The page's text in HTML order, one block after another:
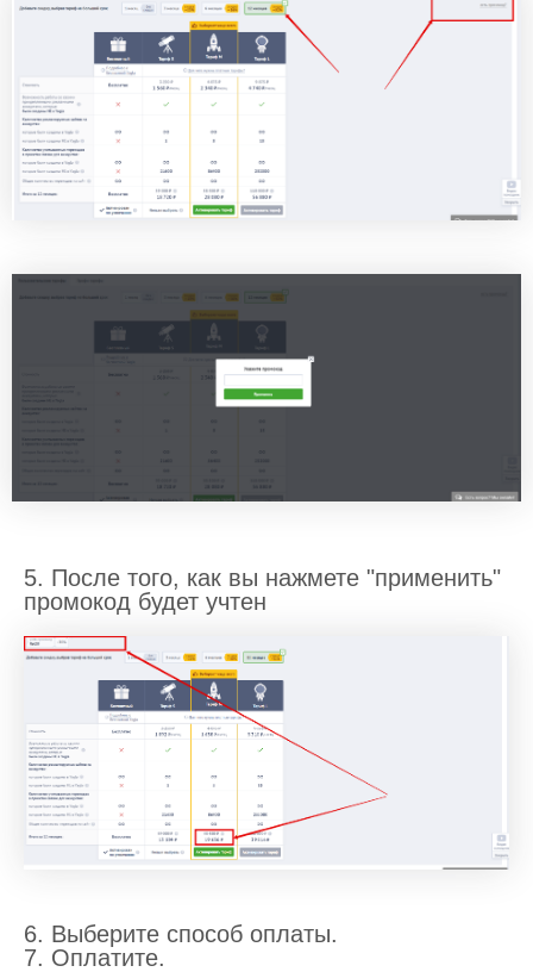
5. После того, как вы нажмете "применить"
промокод будет учтен
6. Выберите способ оплаты.
7. Оплатите.